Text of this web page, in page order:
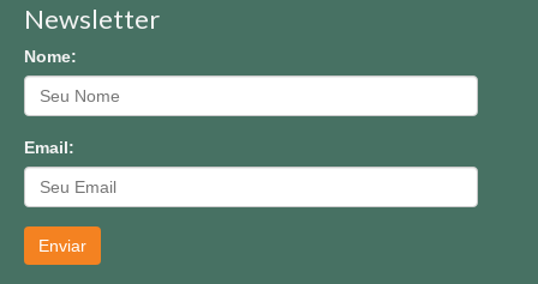
Newsletter
Nome:
Email:
Enviar